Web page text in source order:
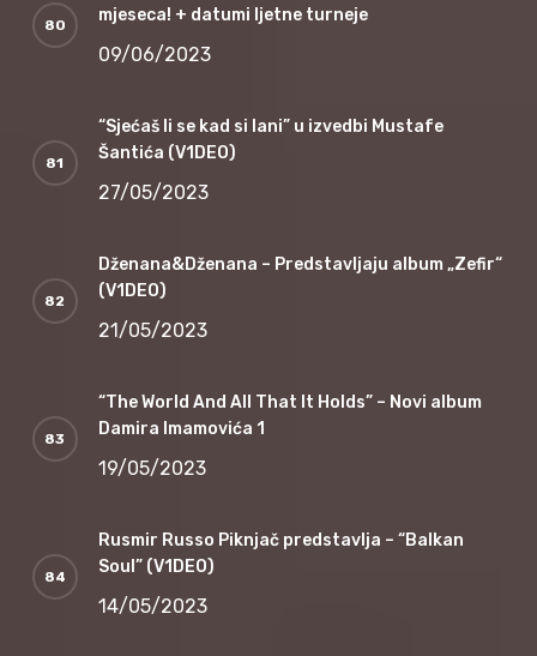
mjeseca! + datumi ljetne turneje
09/06/2023
“Sjećaš li se kad si lani” u izvedbi Mustafe
Šantića (V1DEO)
27/05/2023
Dženana&Dženana – Predstavljaju album „Zefir“
(V1DEO)
21/05/2023
“The World And All That It Holds” – Novi album
Damira Imamovića 1
19/05/2023
Rusmir Russo Piknjač predstavlja – “Balkan
Soul” (V1DEO)
14/05/2023